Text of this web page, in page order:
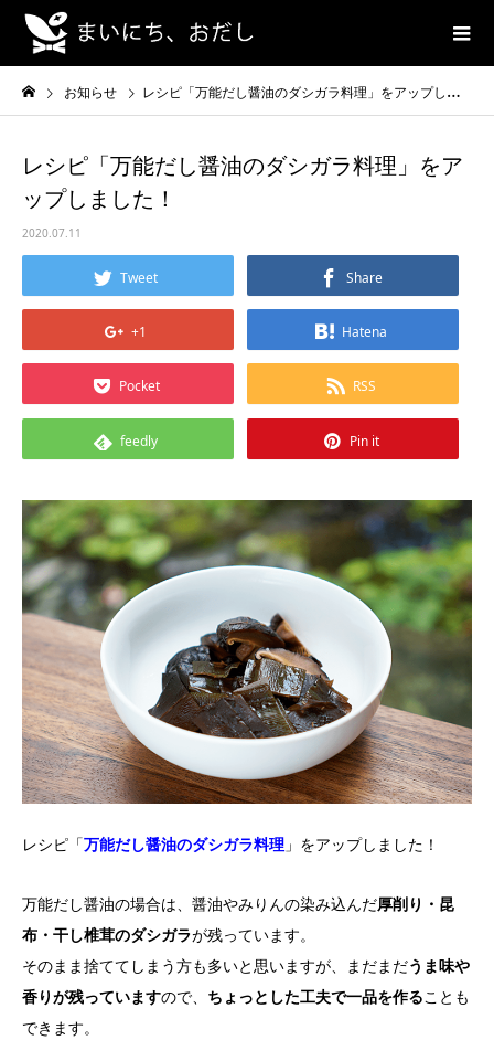
お知らせ レシピ「万能だし醤油のダシガラ料理」をアップしました！
レシピ「万能だし醤油のダシガラ料理」をア
ップしました！
2020.07.11
Tweet Share
+1 Hatena
Pocket RSS
feedly Pin it
レシピ「万能だし醤油のダシガラ料理 」をアップしました！
万能だし醤油の場合は、醤油やみりんの染み込んだ厚削り・昆
布・干し椎茸のダシガラが残っています。
そのまま捨ててしまう方も多いと思いますが、まだまだうま味や
香りが残っていますので、 ちょっとした工夫で一品を作ることも
できます。